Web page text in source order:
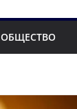
ОБЩЕСТВО